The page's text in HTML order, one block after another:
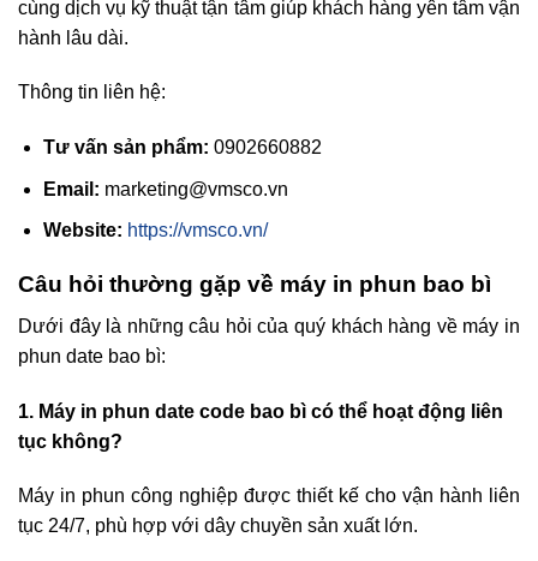
cùng dịch vụ kỹ thuật tận tâm giúp khách hàng yên tâm vận
hành lâu dài.
Thông tin liên hệ:
Tư vấn sản phẩm: 0902660882
Email: marketing@vmsco.vn
Website: https://vmsco.vn/
Câu hỏi thường gặp về máy in phun bao bì
Dưới đây là những câu hỏi của quý khách hàng về máy in
phun date bao bì:
1. Máy in phun date code bao bì có thể hoạt động liên
tục không?
Máy in phun công nghiệp được thiết kế cho vận hành liên
tục 24/7, phù hợp với dây chuyền sản xuất lớn.